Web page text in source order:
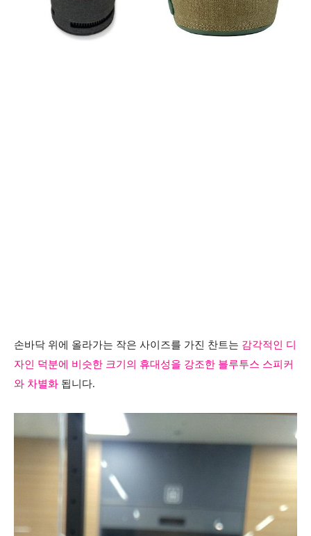
손바닥 위에 올라가는 작은 사이즈를 가진 찬트는 감각적인 디
자인 덕분에 비슷한 크기의 휴대성을 강조한 블루투스 스피커
와 차별화 됩니다.